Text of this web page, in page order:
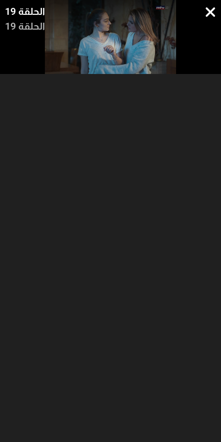
الحلقة 19
الحلقة 19